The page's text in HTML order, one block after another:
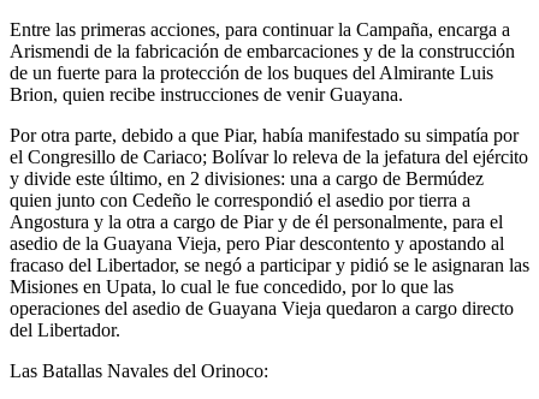
Entre las primeras acciones, para continuar la Campaña, encarga a
Arismendi de la fabricación de embarcaciones y de la construcción
de un fuerte para la protección de los buques del Almirante Luis
Brion, quien recibe instrucciones de venir Guayana.
Por otra parte, debido a que Piar, había manifestado su simpatía por
el Congresillo de Cariaco; Bolívar lo releva de la jefatura del ejército
y divide este último, en 2 divisiones: una a cargo de Bermúdez
quien junto con Cedeño le correspondió el asedio por tierra a
Angostura y la otra a cargo de Piar y de él personalmente, para el
asedio de la Guayana Vieja, pero Piar descontento y apostando al
fracaso del Libertador, se negó a participar y pidió se le asignaran las
Misiones en Upata, lo cual le fue concedido, por lo que las
operaciones del asedio de Guayana Vieja quedaron a cargo directo
del Libertador.
Las Batallas Navales del Orinoco: